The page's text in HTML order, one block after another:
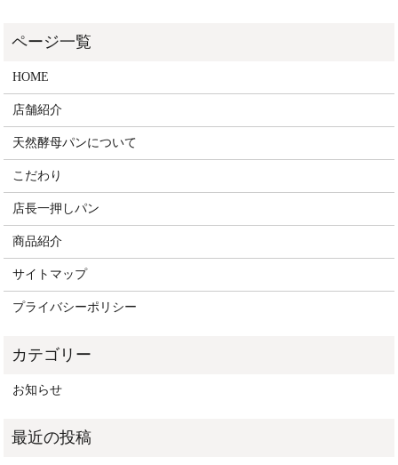
HOME
店舗紹介
天然酵母パンについて
こだわり
店長一押しパン
商品紹介
サイトマップ
プライバシーポリシー
お知らせ